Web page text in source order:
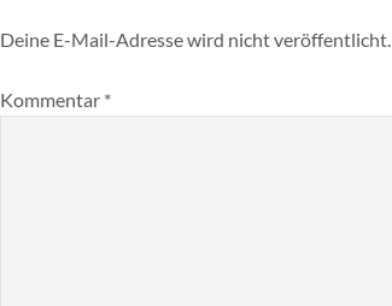
Deine E-Mail-Adresse wird nicht veröffentlicht.
Kommentar *